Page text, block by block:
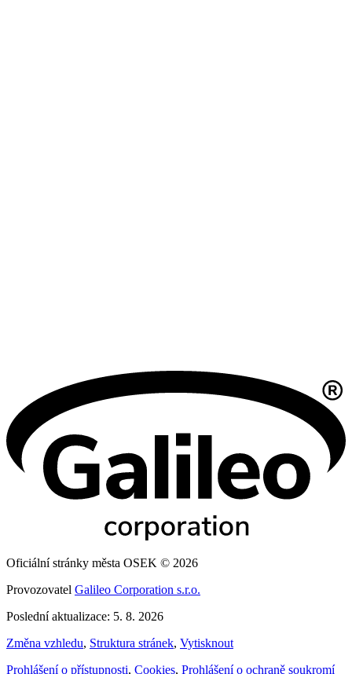
Oficiální stránky města OSEK © 2026
Provozovatel Galileo Corporation s.r.o.
Poslední aktualizace: 5. 8. 2026
Změna vzhledu, Struktura stránek, Vytisknout
Prohlášení o přístupnosti, Cookies, Prohlášení o ochraně soukromí